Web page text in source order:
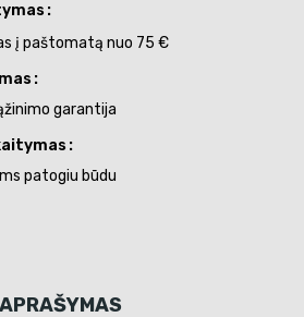
į paštomatą nuo 75 €
garantija
patogiu būdu
APRAŠYMAS